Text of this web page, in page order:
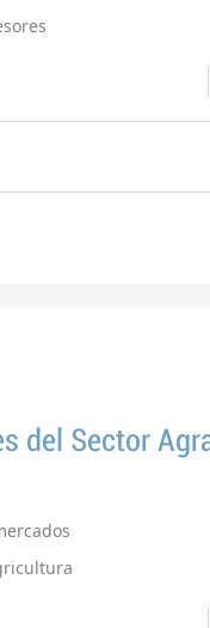
del Sector